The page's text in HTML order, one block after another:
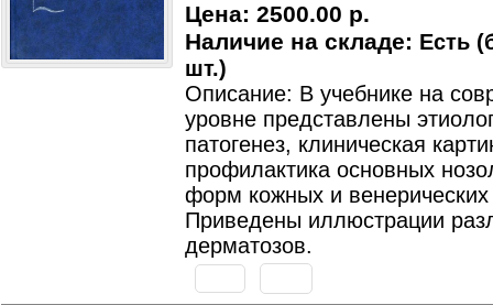
Цена: 2500.00 р.
Наличие на складе: Есть
шт.)
Описание: В учебнике на
уровне представлены
патогенез, клиническая
профилактика основных
форм кожных и
Приведены иллюстрации
дерматозов.